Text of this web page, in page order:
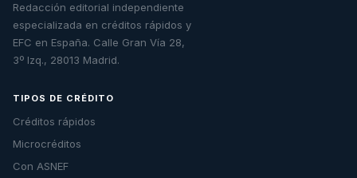
Redacción editorial independiente
especializada en créditos rápidos y
EFC en España. Calle Gran Vía 28,
3º Izq., 28013 Madrid.
TIPOS DE CRÉDITO
Créditos rápidos
Microcréditos
Con ASNEF